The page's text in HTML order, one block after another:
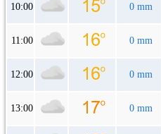
10:00 0 mm
11:00 0 mm
12:00 0 mm
13:00 0 mm